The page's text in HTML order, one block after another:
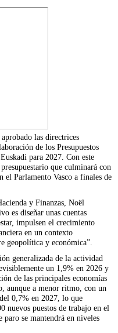
las directrices
de los Presupuestos
para 2027. Con este
que culminará con
el Parlamento Vasco a finales de
y Finanzas, Noël
es diseñar unas cuentas
impulsen el crecimiento
en un contexto
geopolítica y económica”.
generalizada de la actividad
un 1,9% en 2026 y
de las principales economías
aunque a menor ritmo, con un
0,7% en 2027, lo que
nuevos puestos de trabajo en el
se mantendrá en niveles